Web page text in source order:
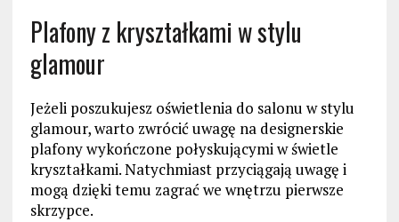
Plafony z kryształkami w stylu
glamour
Jeżeli poszukujesz oświetlenia do salonu w stylu
glamour, warto zwrócić uwagę na designerskie
plafony wykończone połyskującymi w świetle
kryształkami. Natychmiast przyciągają uwagę i
mogą dzięki temu zagrać we wnętrzu pierwsze
skrzypce.